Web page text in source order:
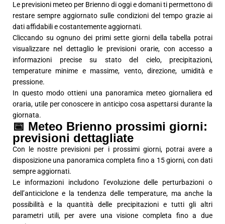
Le previsioni meteo per Brienno di oggi e domani ti permettono di
restare sempre aggiornato sulle condizioni del tempo grazie ai
dati affidabili e costantemente aggiornati.
Cliccando su ognuno dei primi sette giorni della tabella potrai
visualizzare nel dettaglio le previsioni orarie, con accesso a
informazioni precise su stato del cielo, precipitazioni,
temperature minime e massime, vento, direzione, umidità e
pressione.
In questo modo ottieni una panoramica meteo giornaliera ed
oraria, utile per conoscere in anticipo cosa aspettarsi durante la
giornata.
📅 Meteo Brienno prossimi giorni:
previsioni dettagliate
Con le nostre previsioni per i prossimi giorni, potrai avere a
disposizione una panoramica completa fino a 15 giorni, con dati
sempre aggiornati.
Le informazioni includono l’evoluzione delle perturbazioni o
dell’anticiclone e la tendenza delle temperature, ma anche la
possibilità e la quantità delle precipitazioni e tutti gli altri
parametri utili, per avere una visione completa fino a due